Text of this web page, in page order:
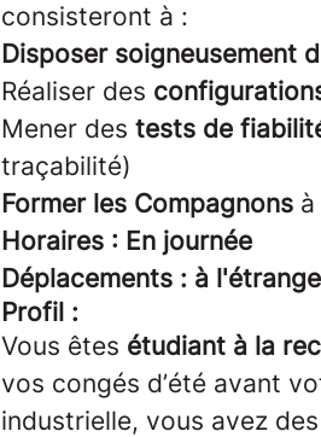
consisteront à :
Disposer soigneusement
Réaliser des
Mener des tests de
traçabilité)
Former les Compagnons
Horaires : En journée
Déplacements : à
Profil :
Vous êtes étudiant à la
vos congés d’été avant
industrielle, vous avez